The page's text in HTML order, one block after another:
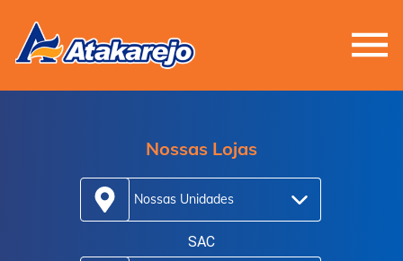
Nossas Lojas
Nossas Unidades
SAC